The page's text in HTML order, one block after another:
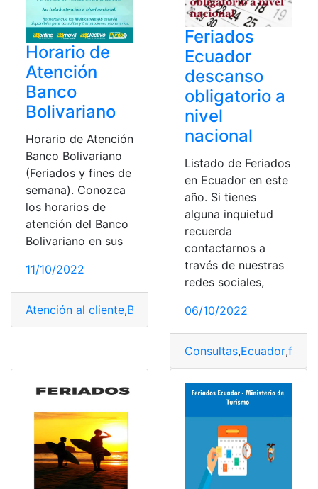
Horario de
Atención
Banco
Bolivariano
Horario de Atención
Banco Bolivariano
(Feriados y fines de
semana). Conozca
los horarios de
atención del Banco
Bolivariano en sus
11/10/2022
Atención al cliente,Banco Bolivariano,Ecuador
Feriados
Ecuador
descanso
obligatorio a
nivel
nacional
Listado de Feriados
en Ecuador en este
año. Si tienes
alguna inquietud
recuerda
contactarnos a
través de nuestras
redes sociales,
06/10/2022
Consultas,Ecuador,